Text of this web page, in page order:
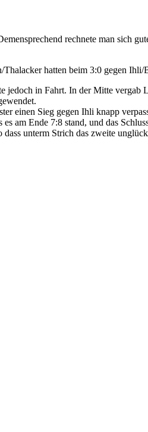
rechnete man sich
hatten beim 3:0 gegen Ihli/
in Fahrt. In der Mitte vergab
einen Sieg gegen Ihli knapp
am Ende 7:8 stand, und das
unterm Strich das zweite